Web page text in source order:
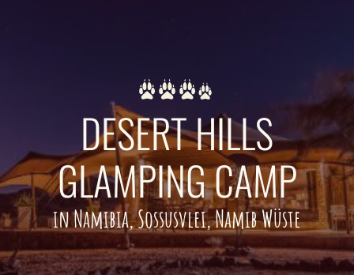
DESERT HILLS
GLAMPING CAMP
in Namibia, Sossusvlei, Namib Wüste